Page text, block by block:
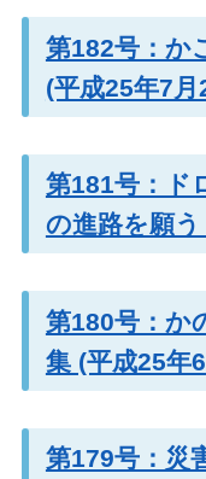
第182号：か
(平成25年7月
第181号：ド
の進路を願
第180号：か
集 (平成25年
第179号：災